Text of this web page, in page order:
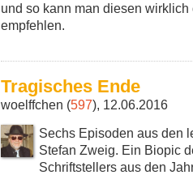
und so kann man diesen
empfehlen.
Tragisches Ende
woelffchen (597), 12.06.2016
Sechs Episoden aus den
Stefan Zweig. Ein Biopic
Schriftstellers aus den